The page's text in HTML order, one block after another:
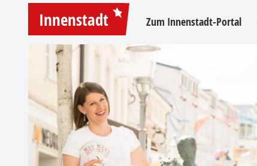
Innenstadt Zum Innenstadt-Portal